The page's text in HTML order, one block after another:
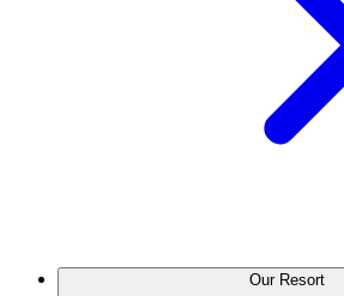
Our Resort